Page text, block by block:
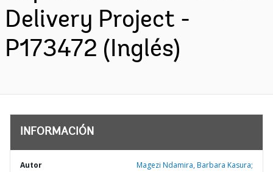
Delivery Project -
P173472 (Inglés)
INFORMACIÓN
Autor Magezi Ndamira, Barbara Kasura;